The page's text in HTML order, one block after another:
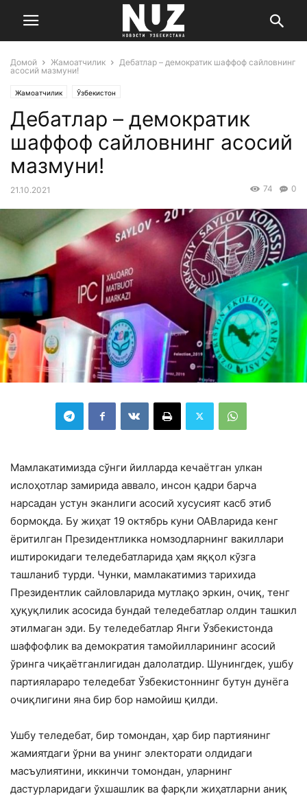
Домой Жамоатчилик
Дебатлар – демократик шаффоф сайловнинг
асосий мазмуни!
Жамоатчилик Ўзбекистон
Дебатлар – демократик
шаффоф сайловнинг асосий
мазмуни!
21.10.2021 0
74
Мамлакатимизда сўнги йилларда кечаётган улкан
ислоҳотлар замирида аввало, инсон қадри барча
нарсадан устун эканлиги асосий хусусият касб этиб
бормоқда. Бу жиҳат 19 октябрь куни ОАВларида кенг
ёритилган Президентликка номзодларнинг вакиллари
иштирокидаги теледебатларида ҳам яққол кўзга
ташланиб турди. Чунки, мамлакатимиз тарихида
Президентлик сайловларида мутлақо эркин, очиқ, тенг
ҳуқуқлилик асосида бундай теледебатлар олдин ташкил
этилмаган эди. Бу теледебатлар Янги Ўзбекистонда
шаффофлик ва демократия тамойилларининг асосий
ўринга чиқаётганлигидан далолатдир. Шунингдек, ушбу
партиялараро теледебат Ўзбекистоннинг бутун дунёга
очиқлигини яна бир бор намойиш қилди.
Ушбу теледебат, бир томондан, ҳар бир партиянинг
жамиятдаги ўрни ва унинг электорати олдидаги
масъулиятини, иккинчи томондан, уларнинг
дастурларидаги ўхшашлик ва фарқли жиҳатларни аниқ